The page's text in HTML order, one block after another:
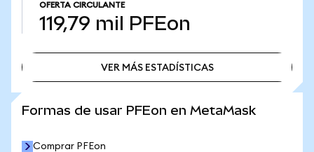
OFERTA CIRCULANTE
119,79 mil PFEon
VER MÁS ESTADÍSTICAS
Formas de usar PFEon en MetaMask
Comprar PFEon